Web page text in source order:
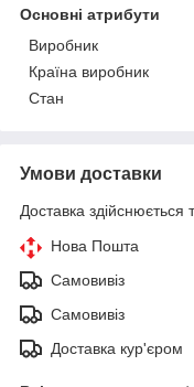
Основні атрибути
Виробник
Країна виробник
Стан
Умови доставки
Доставка здійснюється
Нова Пошта
Самовивіз
Самовивіз
Доставка кур'єром